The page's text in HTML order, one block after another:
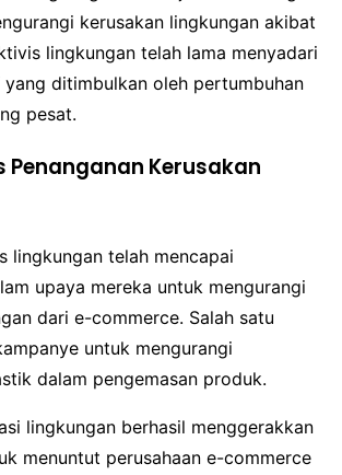
kerusakan lingkungan akibat
lingkungan telah lama menyadari
ditimbulkan oleh pertumbuhan
pesat.
Penanganan Kerusakan
lingkungan telah mencapai
upaya mereka untuk mengurangi
dari e-commerce. Salah satu
untuk mengurangi
dalam pengemasan produk.
lingkungan berhasil menggerakkan
menuntut perusahaan e-commerce